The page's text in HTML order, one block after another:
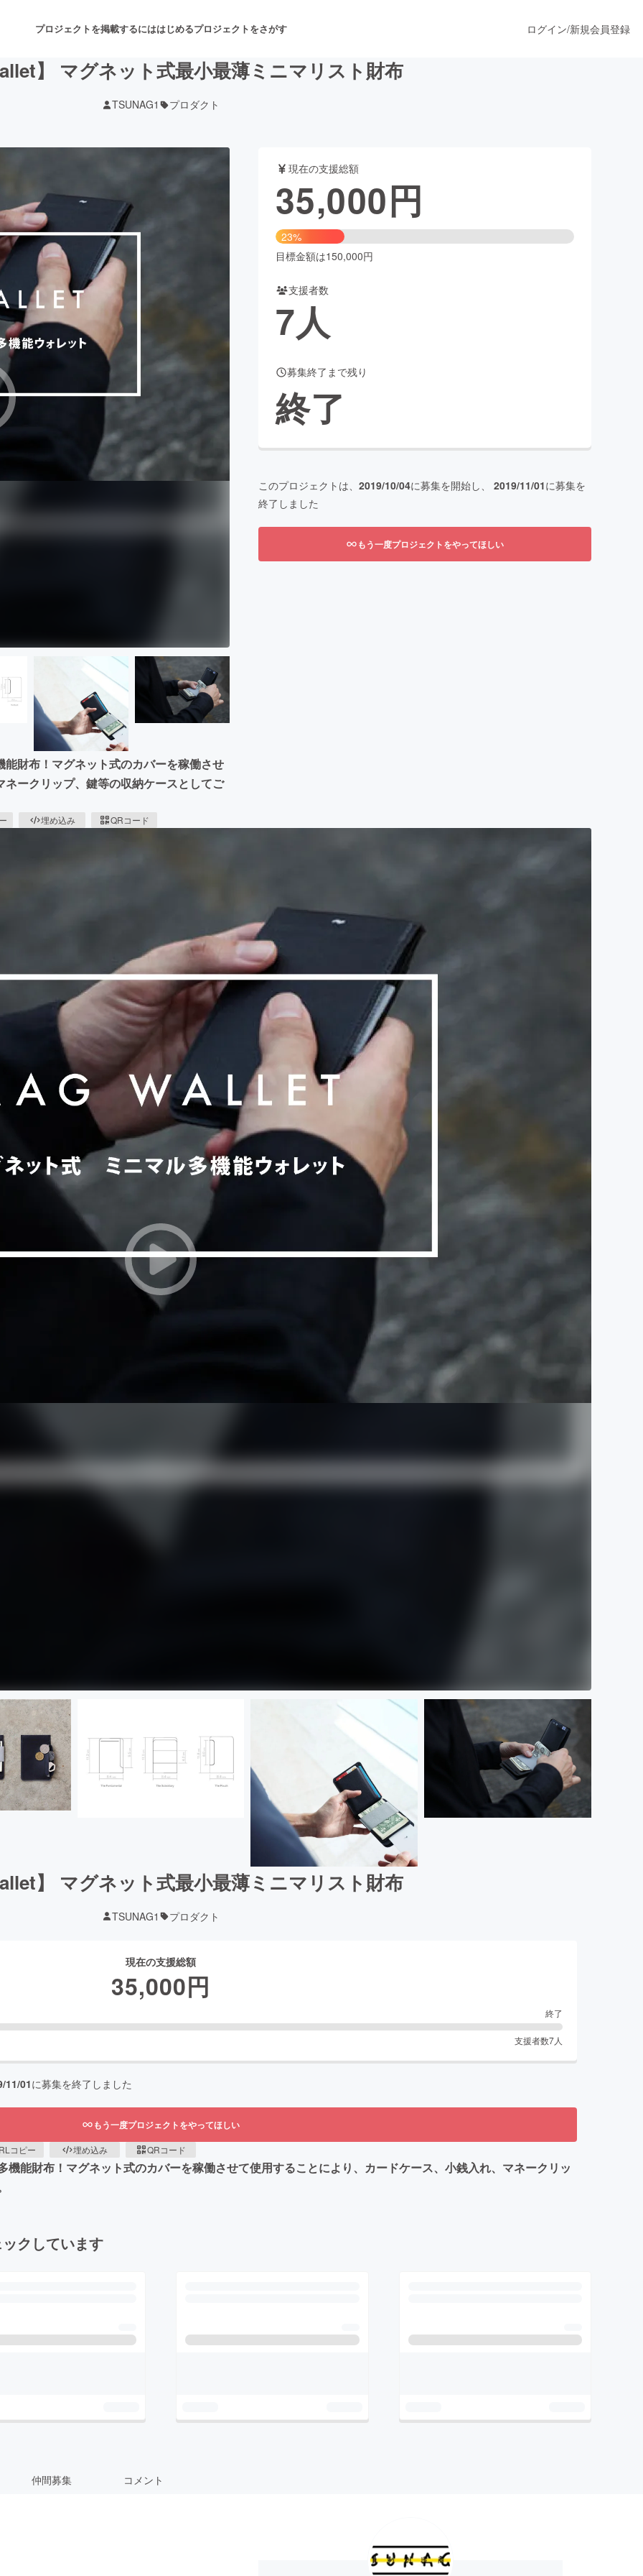
プロジェクトを掲載するにははじめるプロジェクトをさがす
舞台・パフォーマンス
ゲーム・サービス開発 ファッション
書籍・雑誌出版
チャレンジ ビューティー・ヘルスケア
CAMPFIREふるさと納税
machi-yaコミュニティ
ログイン/新規会員登録
】 マグネット式最小最薄ミニマリスト財布
TSUNAG1 プロダクト
財布！マグネット式のカバーを稼働させ
ークリップ、鍵等の収納ケースとしてご
埋め込み QRコード
現在の支援総額
35,000円
23%
目標金額は150,000円
支援者数
7人
募集終了まで残り
終了
このプロジェクトは、 2019/10/04に募集を開始し、 2019/11/01に募集を
終了しました
もう一度プロジェクトをやってほしい
】 マグネット式最小最薄ミニマリスト財布
TSUNAG1 プロダクト
現在の支援総額
35,000円
終了
支援者数7人
11/01に募集を終了しました
もう一度プロジェクトをやってほしい
コピー 埋め込み QRコード
能財布！マグネット式のカバーを稼働させて使用することにより、カードケース、小銭入れ、マネークリッ
クしています
仲間募集 コメント